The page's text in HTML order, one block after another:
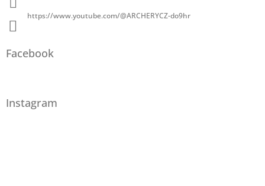
https://www.youtube.com/@ARCHERYCZ-do9hr
Facebook
Instagram